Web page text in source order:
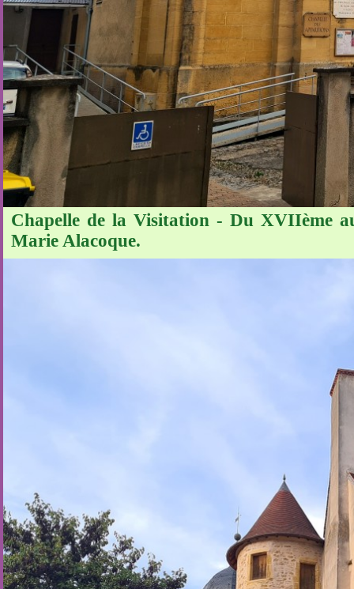
Chapelle de la Visitation - Du XVIIème
Marie Alacoque.